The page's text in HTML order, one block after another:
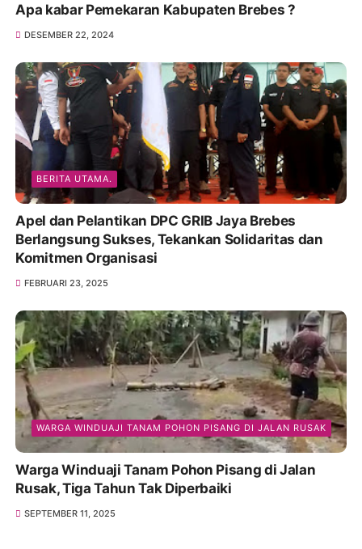
Apa kabar Pemekaran Kabupaten Brebes ?
DESEMBER 22, 2024
BERITA UTAMA.
Apel dan Pelantikan DPC GRIB Jaya Brebes
Berlangsung Sukses, Tekankan Solidaritas dan
Komitmen Organisasi
FEBRUARI 23, 2025
WARGA WINDUAJI TANAM POHON PISANG DI JALAN RUSAK
Warga Winduaji Tanam Pohon Pisang di Jalan
Rusak, Tiga Tahun Tak Diperbaiki
SEPTEMBER 11, 2025